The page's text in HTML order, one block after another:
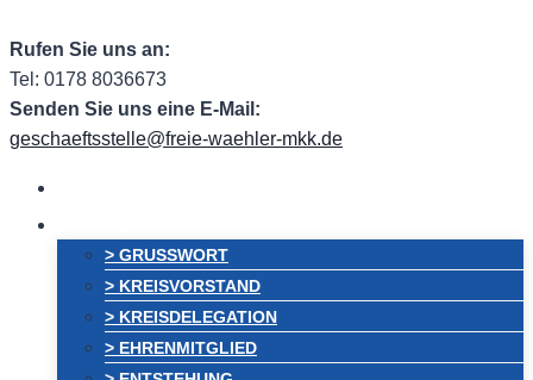
Rufen Sie uns an:
Tel: 0178 8036673
Senden Sie uns eine E-Mail:
geschaeftsstelle@freie-waehler-mkk.de
> GRUSSWORT
> KREISVORSTAND
> KREISDELEGATION
> EHRENMITGLIED